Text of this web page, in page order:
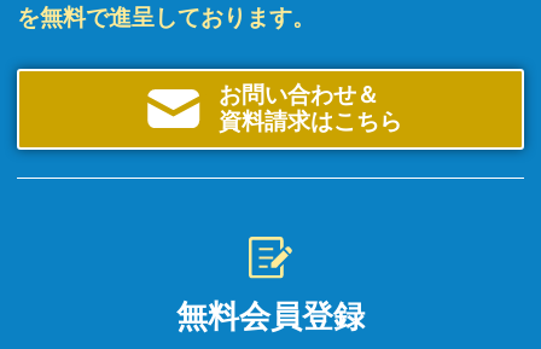
を無料で進呈しております。
お問い合わせ＆
資料請求はこちら
無料会員登録